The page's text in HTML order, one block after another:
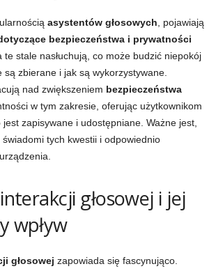
asystentów głosowych , pojawiają
bezpieczeństwa i prywatności
te stale nasłuchują, co może budzić niepokój
zbierane i jak są wykorzystywane.
nad zwiększeniem bezpieczeństwa
w tym zakresie, oferując użytkownikom
zapisywane i udostępniane. Ważne jest,
tych kwestii i odpowiednio
interakcji głosowej i jej
wpływ
głosowej zapowiada się fascynująco.